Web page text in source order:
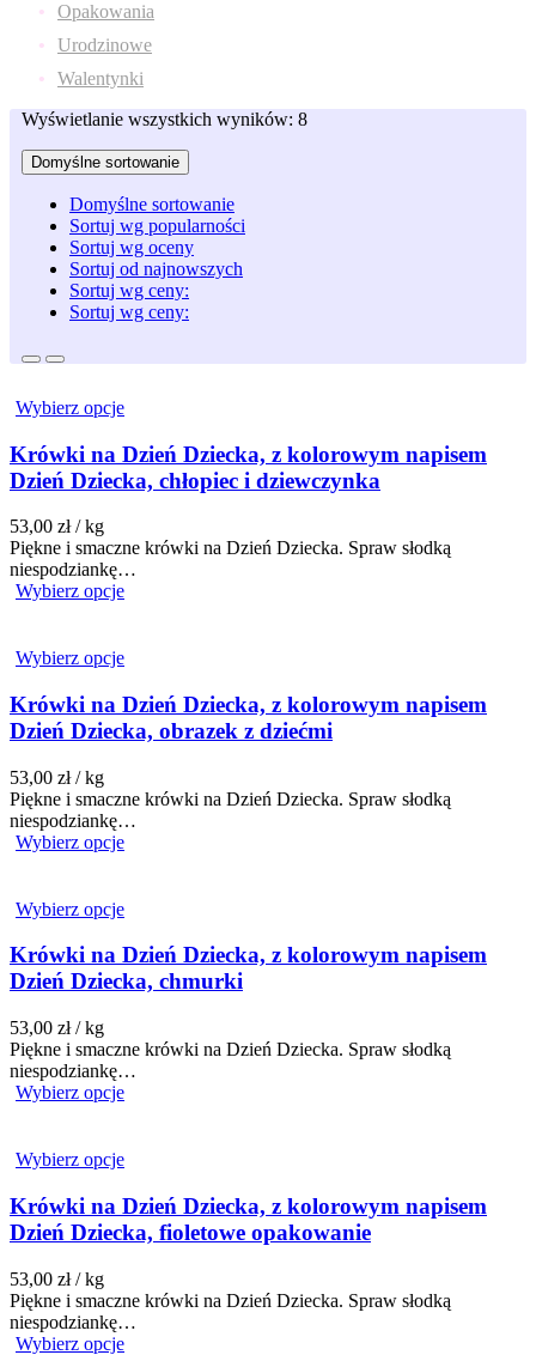
Opakowania
Urodzinowe
Walentynki
Wyświetlanie wszystkich wyników: 8
Domyślne sortowanie
Domyślne sortowanie
Sortuj wg popularności
Sortuj wg oceny
Sortuj od najnowszych
Sortuj wg ceny:
Sortuj wg ceny:
Wybierz opcje
Krówki na Dzień Dziecka, z kolorowym napisem
Dzień Dziecka, chłopiec i dziewczynka
53,00 zł / kg
Piękne i smaczne krówki na Dzień Dziecka. Spraw słodką
niespodziankę…
Wybierz opcje
Wybierz opcje
Krówki na Dzień Dziecka, z kolorowym napisem
Dzień Dziecka, chmurki
53,00 zł / kg
Piękne i smaczne krówki na Dzień Dziecka. Spraw słodką
niespodziankę…
Wybierz opcje
Wybierz opcje
Krówki na Dzień Dziecka, z kolorowym napisem
Dzień Dziecka, fioletowe opakowanie
53,00 zł / kg
Piękne i smaczne krówki na Dzień Dziecka. Spraw słodką
niespodziankę…
Wybierz opcje
Wybierz opcje
Krówki na Dzień Dziecka, z kolorowym napisem
Dzień Dziecka, obrazek z dziećmi
53,00 zł / kg
Piękne i smaczne krówki na Dzień Dziecka. Spraw słodką
niespodziankę…
Wybierz opcje